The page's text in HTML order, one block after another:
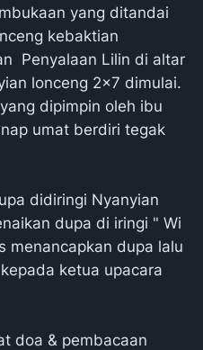
yang ditandai
kebaktian
Penyalaan Lilin di altar
lonceng 2x7 dimulai.
dipimpin oleh ibu
umat berdiri tegak
didiringi Nyanyian
dupa di iringi " Wi
menancapkan dupa lalu
ketua upacara
doa & pembacaan